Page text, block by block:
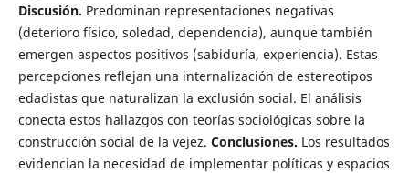
Discusión. Predominan representaciones negativas
(deterioro físico, soledad, dependencia), aunque también
emergen aspectos positivos (sabiduría, experiencia). Estas
percepciones reflejan una internalización de estereotipos
edadistas que naturalizan la exclusión social. El análisis
conecta estos hallazgos con teorías sociológicas sobre la
construcción social de la vejez. Conclusiones. Los resultados
evidencian la necesidad de implementar políticas y espacios